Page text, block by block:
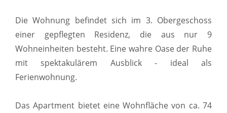
Die Wohnung befindet sich im 3. Obergeschoss
einer gepflegten Residenz, die aus nur 9
Wohneinheiten besteht. Eine wahre Oase der Ruhe
mit spektakulärem Ausblick - ideal als
Ferienwohnung.
Das Apartment bietet eine Wohnfläche von ca. 74